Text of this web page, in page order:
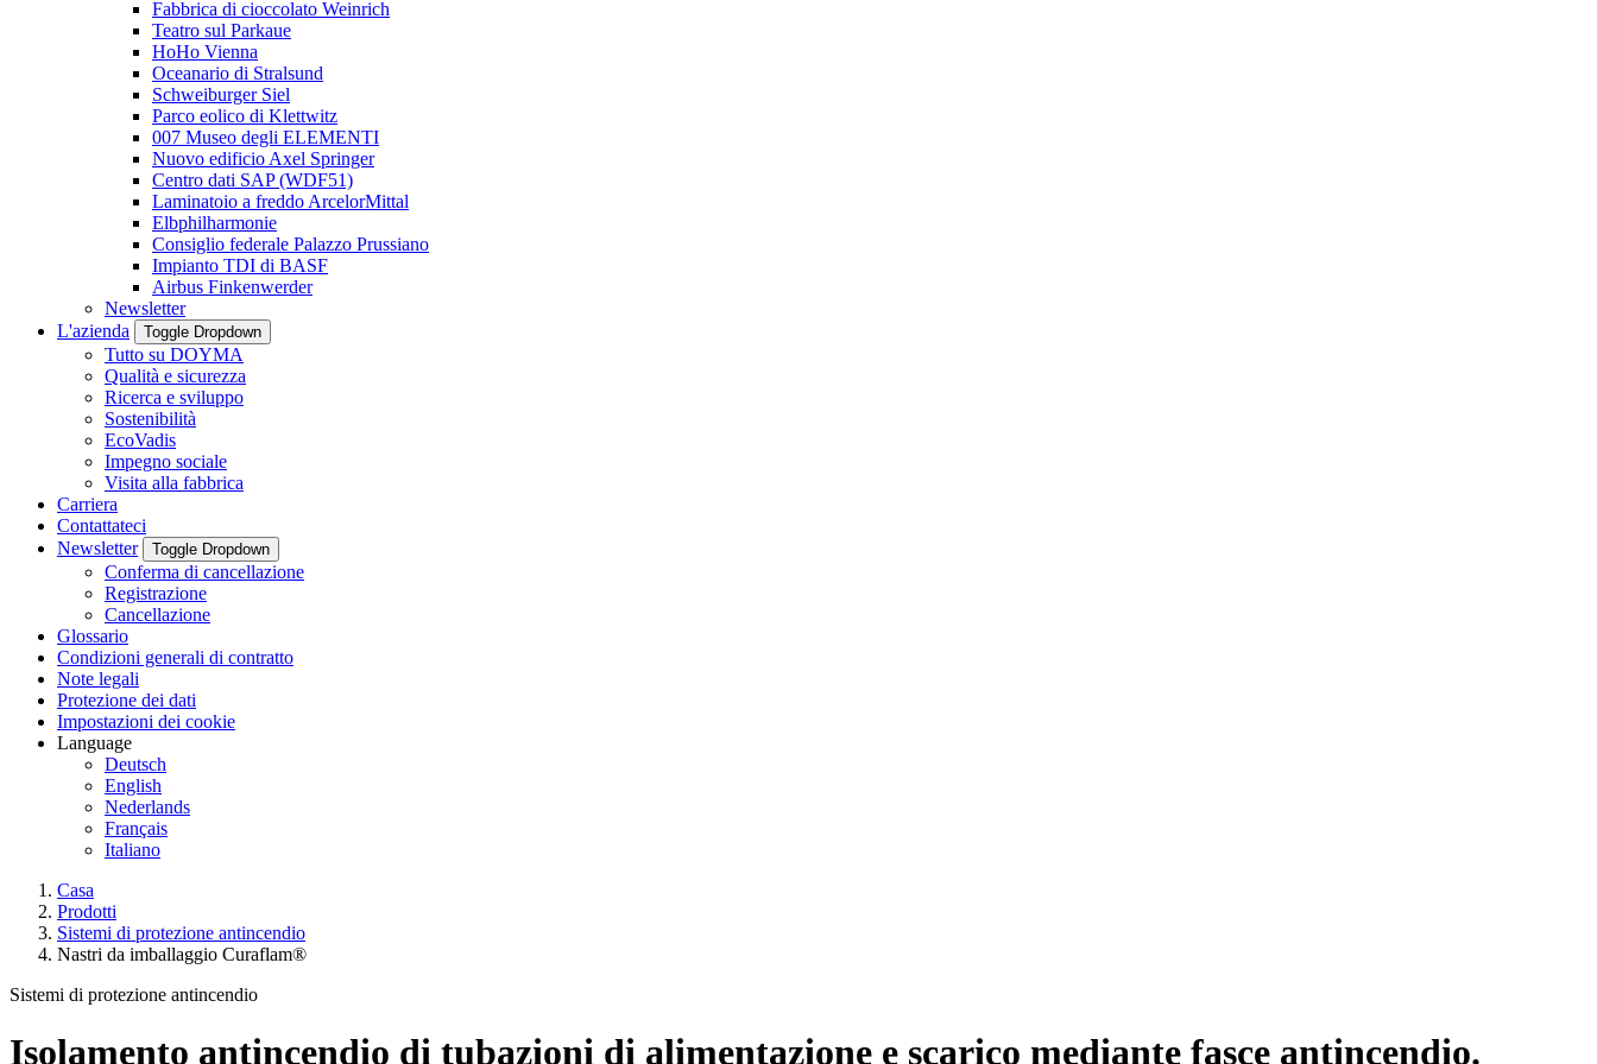
Fabbrica di cioccolato Weinrich
Teatro sul Parkaue
HoHo Vienna
Oceanario di Stralsund
Schweiburger Siel
Parco eolico di Klettwitz
007 Museo degli ELEMENTI
Nuovo edificio Axel Springer
Centro dati SAP (WDF51)
Laminatoio a freddo ArcelorMittal
Elbphilharmonie
Consiglio federale Palazzo Prussiano
Impianto TDI di BASF
Airbus Finkenwerder
Newsletter
L'azienda
Toggle Dropdown
Tutto su DOYMA
Qualità e sicurezza
Ricerca e sviluppo
Sostenibilità
EcoVadis
Impegno sociale
Visita alla fabbrica
Carriera
Contattateci
Newsletter
Toggle Dropdown
Conferma di cancellazione
Registrazione
Cancellazione
Glossario
Condizioni generali di contratto
Note legali
Protezione dei dati
Impostazioni dei cookie
Language
Deutsch
English
Nederlands
Français
Italiano
Casa
Prodotti
Sistemi di protezione antincendio
Nastri da imballaggio Curaflam®
Sistemi di protezione antincendio
Isolamento antincendio di tubazioni di alimentazione e scarico mediante fasce antincendio.